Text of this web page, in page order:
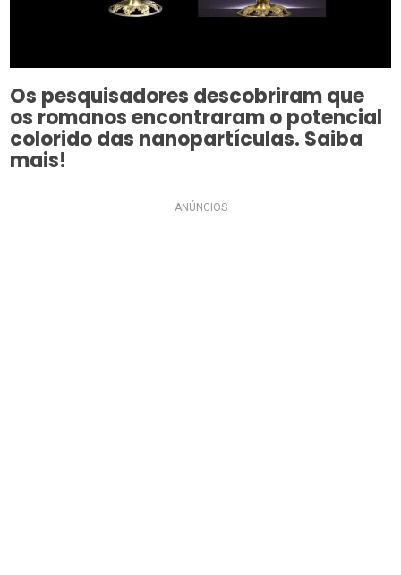
Os pesquisadores descobriram que
os romanos encontraram o potencial
colorido das nanopartículas. Saiba
mais!
ANÚNCIOS